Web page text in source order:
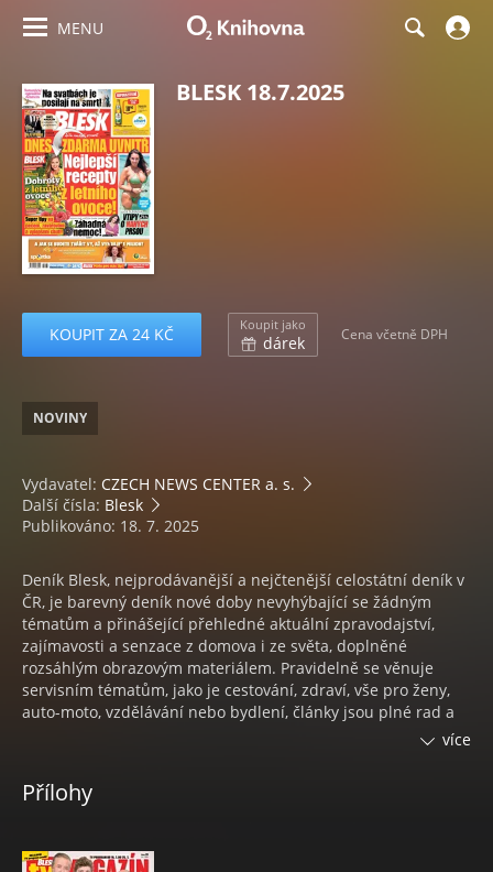
MENU
BLESK 18.7.2025
KOUPIT ZA 24 KČ Koupit jako
dárek Cena včetně DPH
NOVINY
Vydavatel: CZECH NEWS CENTER a. s.
Další čísla: Blesk
Publikováno: 18. 7. 2025
Deník Blesk, nejprodávanější a nejčtenější celostátní deník v
ČR, je barevný deník nové doby nevyhýbající se žádným
tématům a přinášející přehledné aktuální zpravodajství,
zajímavosti a senzace z domova i ze světa, doplněné
rozsáhlým obrazovým materiálem. Pravidelně se věnuje
servisním tématům, jako je cestování, zdraví, vše pro ženy,
auto-moto, vzdělávání nebo bydlení, články jsou plné rad a
doporučení. Sobotní příloha je souhrnem nejzajímavějších
regionálních mutacích Praha, Praha a střední Čechy, jižní
magazínový sourozenec Nedělní BLESK.
více
Přílohy